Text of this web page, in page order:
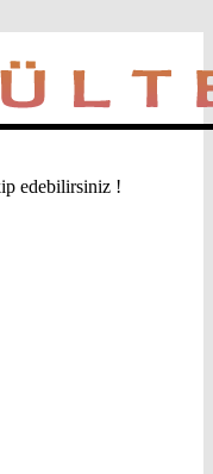
edebilirsiniz !